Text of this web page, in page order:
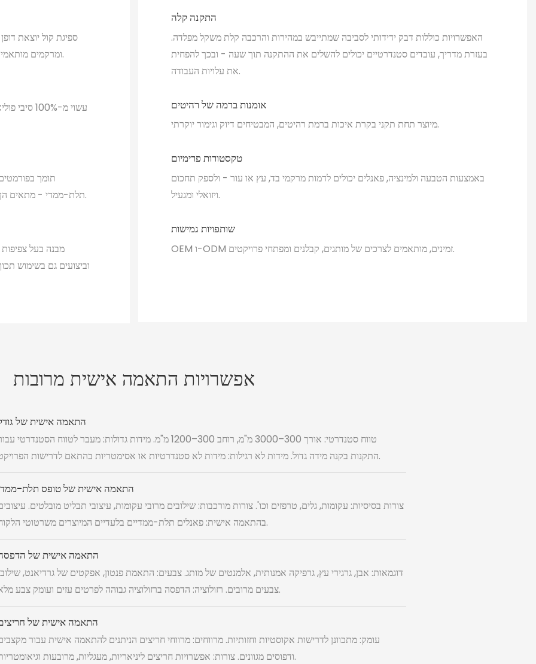
ספיגת קול יוצאת
ומרקמים מותאמים אישית שהופכים את הטיפול האקוסטי ליצירת אמנות מרחבית.
עשוי מ-
תומך
תלת-ממדי - מתאים הן ליישומים סטנדרטיים והן לקונספטים עיצוביים בהתאמה אישית.
מבנה בעל
וביצועים גם בשימוש
התקנה קלה
האפשרויות כוללות דבק ידידותי לסביבה שמתייבש במהירות והרכבה קלת משקל מפלדה.
בעזרת מדריך, עובדים סטנדרטיים יכולים להשלים את ההתקנה תוך שעה - ובכך להפחית
את עלויות העבודה.
אומנות ברמה של רהיטים
מיוצר תחת תקני בקרת איכות ברמת רהיטים, המבטיחים דיוק וגימור יוקרתי.
טקסטורות פרימיום
באמצעות הטבעה ולמינציה, פאנלים יכולים לדמות מרקמי בד, עץ או עור - ולספק תחכום
ויזואלי ומגעיל.
שותפויות גמישות
OEM ו-ODM זמינים, מותאמים לצרכים של מותגים, קבלנים ומפתחי פרויקטים.
אפשרויות התאמה אישית מרובות
התאמה אישית של
טווח סטנדרטי: אורך 300–3000 מ"מ, רוחב 300–1200 מ"מ. מידות גדולות: מעבר לטווח הסטנדרטי
התקנות בקנה מידה גדול. מידות לא רגילות: מידות לא סטנדרטיות או אסימטריות בהתאם לדרישות הפרויקט.
התאמה אישית של טופס תלת-
צורות בסיסיות: עקומות, גלים, טרפזים וכו'. צורות מורכבות: שילובים מרובי עקומות, עיצובי תבליט מובלטים.
בהתאמה אישית: פאנלים תלת-ממדיים בלעדיים המיוצרים משרטוטי הלקוח.
התאמה אישית של
דוגמאות: אבן, גרגירי עץ, גרפיקה אמנותית, אלמנטים של מותג. צבעים: התאמת פנטון, אפקטים של גרדיאנט,
צבעים מרובים. רזולוציה: הדפסה ברזולוציה גבוהה לפרטים עזים ועומק צבע מלא.
התאמה אישית של
עומק: מתכוונן לדרישות אקוסטיות וחזותיות. מרווחים: מרווחי חריצים הניתנים להתאמה אישית עבור
ודפוסים מגוונים. צורות: אפשרויות חריצים ליניאריות, מעגליות, מרובעות וגיאומטריות.